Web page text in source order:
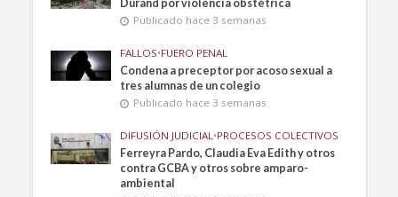
Durand por violencia obstétrica
Publicado hace 3 semanas
FALLOS•FUERO PENAL
Condena a preceptor por acoso sexual a
tres alumnas de un colegio
Publicado hace 3 semanas
DIFUSIÓN JUDICIAL•PROCESOS COLECTIVOS
Ferreyra Pardo, Claudia Eva Edith y otros
contra GCBA y otros sobre amparo-
ambiental